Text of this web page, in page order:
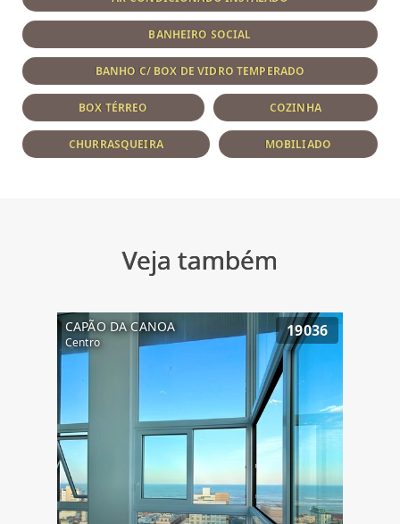
BANHEIRO SOCIAL
BANHO C/ BOX DE VIDRO TEMPERADO
BOX TÉRREO COZINHA
CHURRASQUEIRA MOBILIADO
Veja também
CAPÃO DA CANOA
Centro
19036